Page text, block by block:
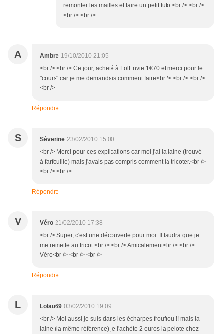
remonter les mailles et faire un petit tuto.<br /> <br />
<br /> <br />
A Ambre 19/10/2010 21:05
<br /> <br /> Ce jour, acheté à FolEnvie 1€70 et merci pour le
"cours" car je me demandais comment faire<br /> <br /> <br />
<br />
Répondre
S Séverine 23/02/2010 15:00
<br /> Merci pour ces explications car moi j'ai la laine (trouvé
à farfouille) mais j'avais pas compris comment la tricoter.<br />
<br /> <br />
Répondre
V Véro 21/02/2010 17:38
<br /> Super, c'est une découverte pour moi. Il faudra que je
me remette au tricot.<br /> <br /> Amicalement<br /> <br />
Véro<br /> <br /> <br />
Répondre
L Lolau69 03/02/2010 19:09
<br /> Moi aussi je suis dans les écharpes froufrou !! mais la
laine (la même référence) je l'achète 2 euros la pelote chez